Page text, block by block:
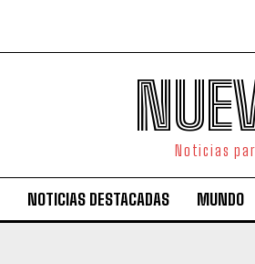
Noticias
NOTICIAS DESTACADAS MUNDO